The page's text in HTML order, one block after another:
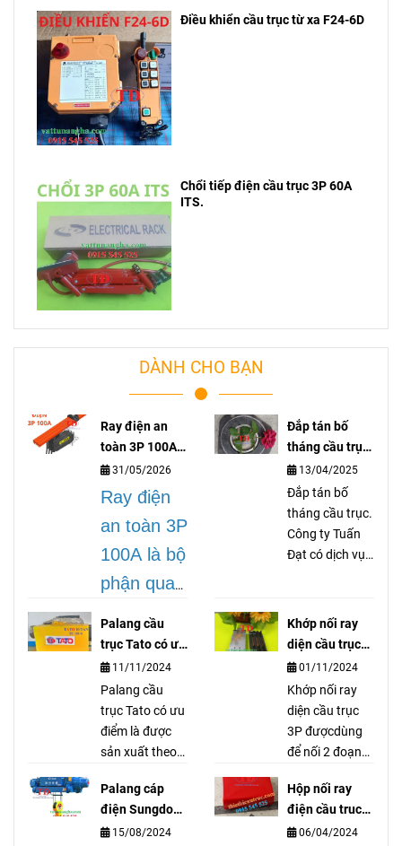
Điều khiển cầu trục từ xa F24-6D
Chổi tiếp điện cầu trục 3P 60A
ITS.
DÀNH CHO BẠN
Ray điện an
toàn 3P 100A
lá gì?
31/05/2026
Ray điện
an toàn 3P
100A là bộ
phận quan
trong hệ
thống cầu
trục, dùng
để truyền
dẫn cũng
như cấp
điện cho
mô tơ, pa
Đắp tán bố
tháng cầu trục
là gì?
13/04/2025
Đắp tán bố
tháng cầu trục.
Công ty Tuấn
Đạt có dịch vụ
cầu trục cổng
trục palang
thiết bị nâng hạ
nặng, ép đắp
tán dán các
loại bố.
Palang cầu
trục Tato có ưu
điểm gì ?
11/11/2024
Palang cầu
trục Tato có ưu
điểm là được
sản xuất theo
Nhật Bản, đó
đó Palang cầu
trục Tato có độ
Khớp nối ray
diện cầu trục
3P là gì?
01/11/2024
Khớp nối ray
diện cầu trục
3P đượcdùng
để nối 2 đoạn
nhau nhưng
đảm bảo chổi
quét điện hoạt
Palang cáp
điện Sungdo
10 tấn có đặc
15/08/2024
Hộp nối ray
điện cầu truc
1P, 3P, 4P, 6P là
06/04/2024